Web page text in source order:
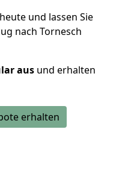
und lassen Sie
nach Tornesch
aus und erhalten
erhalten